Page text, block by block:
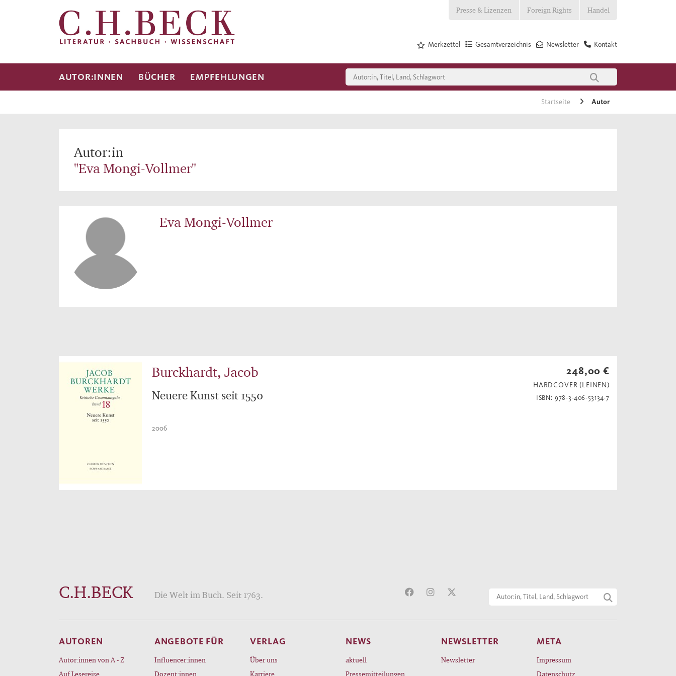
Presse & Lizenzen Foreign Rights Handel
Kontakt
Newsletter
Gesamtverzeichnis
Merkzettel
AUTOR:INNEN BÜCHER EMPFEHLUNGEN
Startseite Autor
Autor:in
"Eva Mongi-Vollmer"
Eva Mongi-Vollmer
Burckhardt, Jacob
Neuere Kunst seit 1550
2006
248,00 €
HARDCOVER (LEINEN)
ISBN: 978-3-406-53134-7
C.H.BECK Die Welt im Buch. Seit 1763.
AUTOREN
Autor:innen von A - Z
Auf Lesereise
ANGEBOTE FÜR
Influencer:innen
Dozent:innen
VERLAG
Über uns
Karriere
NEWS
aktuell
Pressemitteilungen
NEWSLETTER
Newsletter
META
Impressum
Datenschutz